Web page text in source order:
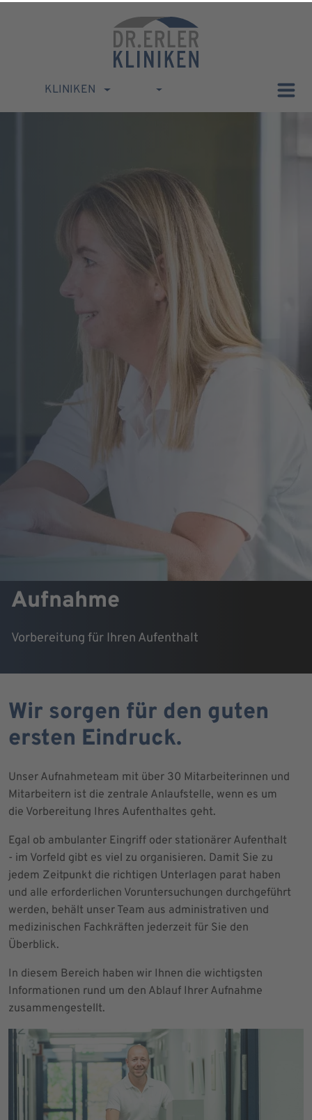
KLINIKEN
Aufnahme
Vorbereitung für Ihren Aufenthalt
Wir sorgen für den guten
ersten Eindruck.
Unser Aufnahmeteam mit über 30 Mitarbeiterinnen und
Mitarbeitern ist die zentrale Anlaufstelle, wenn es um
die Vorbereitung Ihres Aufenthaltes geht.
Egal ob ambulanter Eingriff oder stationärer Aufenthalt
- im Vorfeld gibt es viel zu organisieren. Damit Sie zu
jedem Zeitpunkt die richtigen Unterlagen parat haben
und alle erforderlichen Voruntersuchungen durchgeführt
werden, behält unser Team aus administrativen und
medizinischen Fachkräften jederzeit für Sie den
Überblick.
In diesem Bereich haben wir Ihnen die wichtigsten
Informationen rund um den Ablauf Ihrer Aufnahme
zusammengestellt.